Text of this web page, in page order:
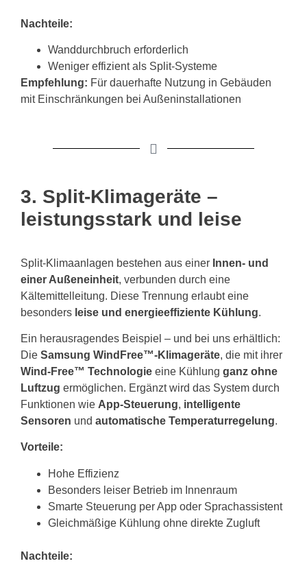
Nachteile:
Wanddurchbruch erforderlich
Weniger effizient als Split-Systeme
Empfehlung: Für dauerhafte Nutzung in Gebäuden
mit Einschränkungen bei Außeninstallationen
3. Split-Klimageräte –
leistungsstark und leise
Split-Klimaanlagen bestehen aus einer Innen- und
einer Außeneinheit, verbunden durch eine
Kältemittelleitung. Diese Trennung erlaubt eine
besonders leise und energieeffiziente Kühlung.
Ein herausragendes Beispiel – und bei uns erhältlich:
Die Samsung WindFree™-Klimageräte, die mit ihrer
Wind-Free™ Technologie eine Kühlung ganz ohne
Luftzug ermöglichen. Ergänzt wird das System durch
Funktionen wie App-Steuerung, intelligente
Sensoren und automatische Temperaturregelung.
Vorteile:
Hohe Effizienz
Besonders leiser Betrieb im Innenraum
Smarte Steuerung per App oder Sprachassistent
Gleichmäßige Kühlung ohne direkte Zugluft
Nachteile: